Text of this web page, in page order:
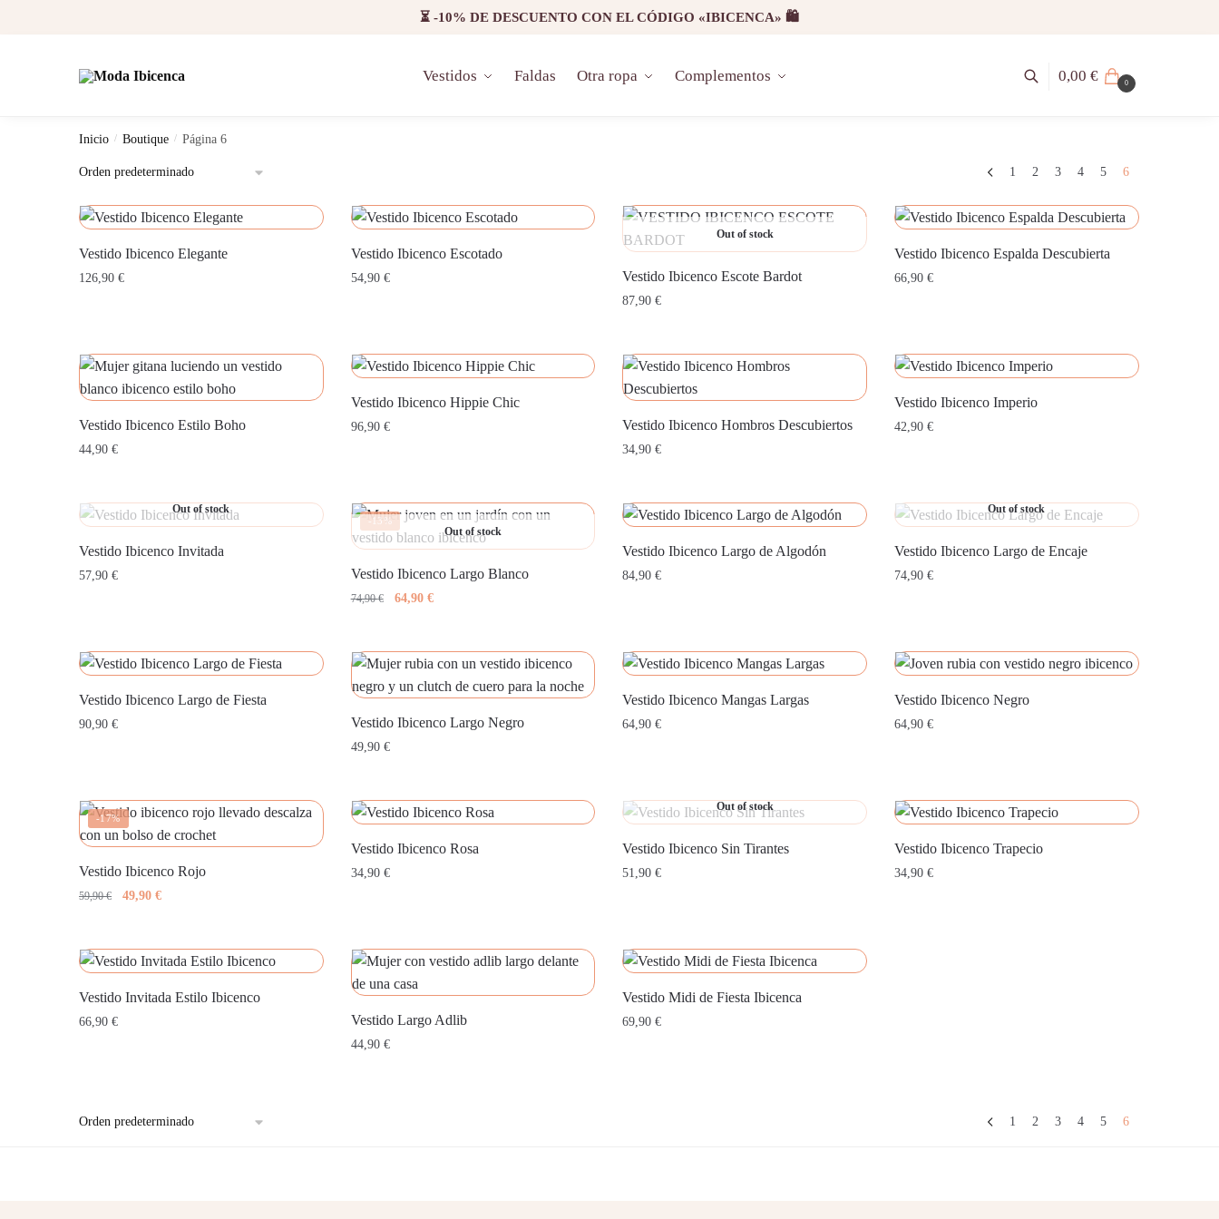
⏳ -10% DE DESCUENTO CON EL CÓDIGO «IBICENCA» 🛍️
Vestidos Faldas Otra ropa Complementos 0,00 € 0
Inicio / Boutique / Página 6
1 2 3 4 5 6
Vestido Ibicenco Elegante
126,90 €
Vestido Ibicenco Escotado
54,90 €
Out of stock
Vestido Ibicenco Escote Bardot
87,90€
Vestido Ibicenco Espalda Descubierta
66,90 €
Vestido Ibicenco Estilo Boho
44,90 €
Vestido Ibicenco Hippie Chic
96,90 € Vestido Ibicenco Hombros Descubiertos
34,90€
Vestido Ibicenco Imperio
42,90 €
Out of stock
Vestido Ibicenco Invitada
57,90 €
-13%
Out of stock
Vestido Ibicenco Largo Blanco
74,90€
El
64,90 €El
Vestido Ibicenco Largo de Algodón
84,90€
Out of stock
Vestido Ibicenco Largo de Encaje
74,90 €
Vestido Ibicenco Largo de Fiesta
90,90 € Vestido Ibicenco Largo Negro
49,90 €
Vestido Ibicenco Mangas Largas
64,90€
Vestido Ibicenco Negro
64,90 €
-17%
Vestido Ibicenco Rojo
59,90€
El
era:
59,90 €.
49,90 €El
es:
49,90 €.
Vestido Ibicenco Rosa
34,90 €
Out of stock
Vestido Ibicenco Sin Tirantes
51,90€
Vestido Ibicenco Trapecio
34,90 €
Vestido Invitada Estilo Ibicenco
66,90 € Vestido Largo Adlib
44,90 €
Vestido Midi de Fiesta Ibicenca
69,90€
1 2 3 4 5 6